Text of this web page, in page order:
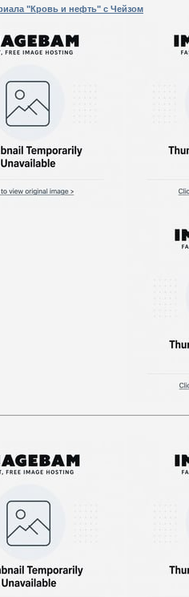
"Кровь и нефть" с Чейзом